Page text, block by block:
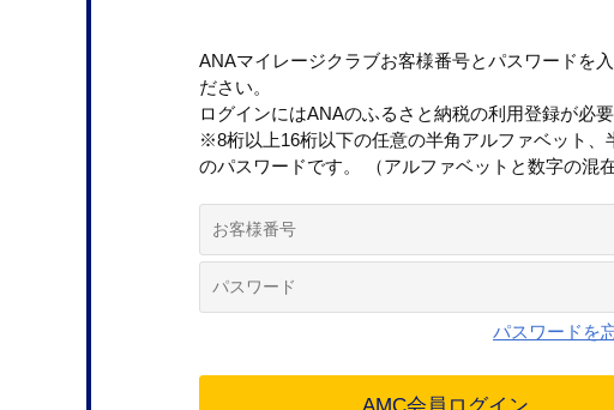
ANAマイレージクラブお客様番号とパスワードを入
ださい。
ログインにはANAのふるさと納税の利用登録が必要
※8桁以上16桁以下の任意の半角アルファベット、
のパスワードです。 （アルファベットと数字の混在
パスワードを